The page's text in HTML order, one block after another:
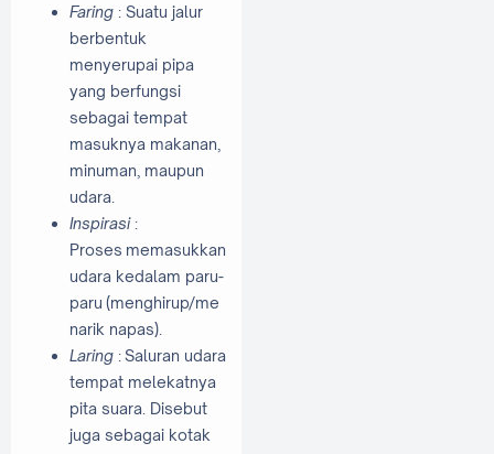
Faring : Suatu jalur
berbentuk
menyerupai pipa
yang berfungsi
sebagai tempat
masuknya makanan,
minuman, maupun
udara.
Inspirasi :
Proses memasukkan
udara kedalam paru-
paru (menghirup/me
narik napas).
Laring :Saluran udara
tempat melekatnya
pita suara. Disebut
juga sebagai kotak